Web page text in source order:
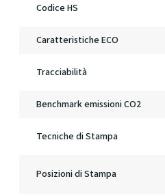
Codice HS
Caratteristiche ECO
Tracciabilità
Benchmark emissioni CO2
Tecniche di Stampa
Posizioni di Stampa